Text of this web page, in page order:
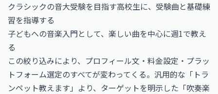
クラシックの音大受験を目指す高校生に、受験曲と基礎練
習を指導する
子どもへの音楽入門として、楽しい曲を中心に週1で教え
る
この絞り込みにより、プロフィール文・料金設定・プラッ
トフォーム選定のすべてが変わってくる。汎用的な「トラ
ンペット教えます」より、ターゲットを明示した「吹奏楽